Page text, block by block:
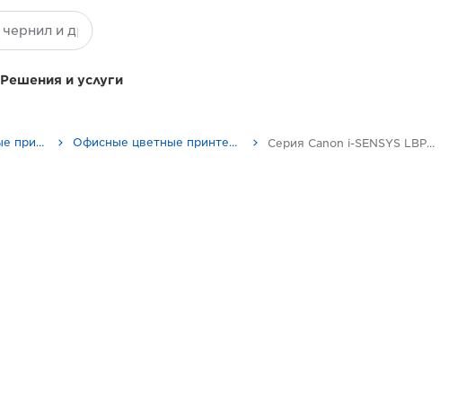
Решения и услуги
Однофункциональные принтеры - Canon Tajikistan Офисные цветные принтеры Серия Canon i-SENSYS LBP620